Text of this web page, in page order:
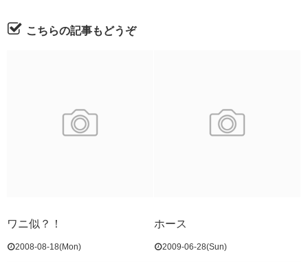
こちらの記事もどうぞ
ワニ似？！
2008-08-18(Mon)
ホース
2009-06-28(Sun)